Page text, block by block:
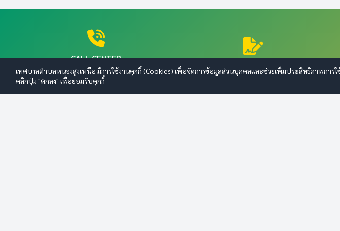
รายงานการกำกับติดตามการดำเนิน
การป้องกันการทุจริตประจำปี รอบ 6
เดือน
รายงานผลการดำเนินการป้องกันการ
ทุจริตประจำปี
CALL CENTER
042-674514 จัดซื้อจัดจ้าง
เทศบาลตำบลหนองสูงเหนือ มีการใช้งานคุกกี้ (Cookies) เพื่อจัดการข้อมูลส่วนบุคคลและช่วยเพิ่มประสิทธิภาพการใ
คลิกปุ่ม "ตกลง" เพื่อยอมรับคุกกี้